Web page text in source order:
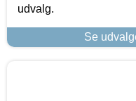
udvalg.
Se